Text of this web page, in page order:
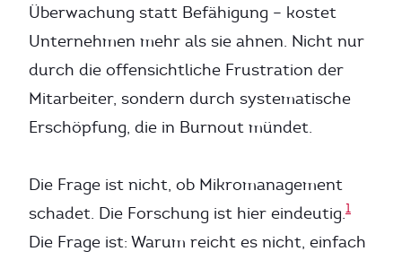
Überwachung statt Befähigung – kostet
Unternehmen mehr als sie ahnen. Nicht nur
durch die offensichtliche Frustration der
Mitarbeiter, sondern durch systematische
Erschöpfung, die in Burnout mündet.
Die Frage ist nicht, ob Mikromanagement
schadet. Die Forschung ist hier eindeutig.1
Die Frage ist: Warum reicht es nicht, einfach